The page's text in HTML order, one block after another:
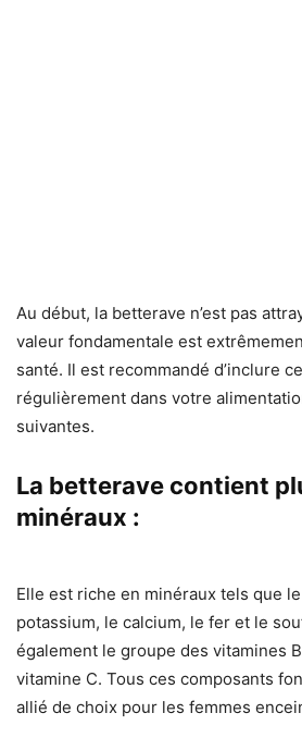
Au début, la betterave n’est pas
valeur fondamentale est
santé. Il est recommandé d’inclure
régulièrement dans votre
suivantes.
La betterave contient
minéraux :
Elle est riche en minéraux tels que
potassium, le calcium, le fer et le
également le groupe des vitamines
vitamine C. Tous ces composants
allié de choix pour les femmes